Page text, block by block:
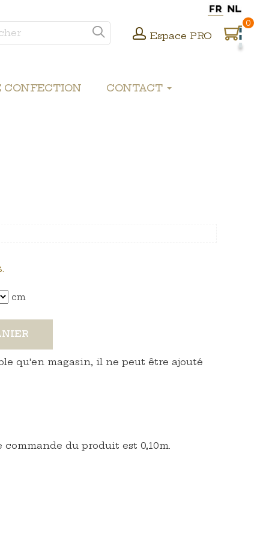
Espace PRO
0
CONFECTION CONTACT
cm
qu'en magasin, il ne peut être ajouté
du produit est 0,10m.